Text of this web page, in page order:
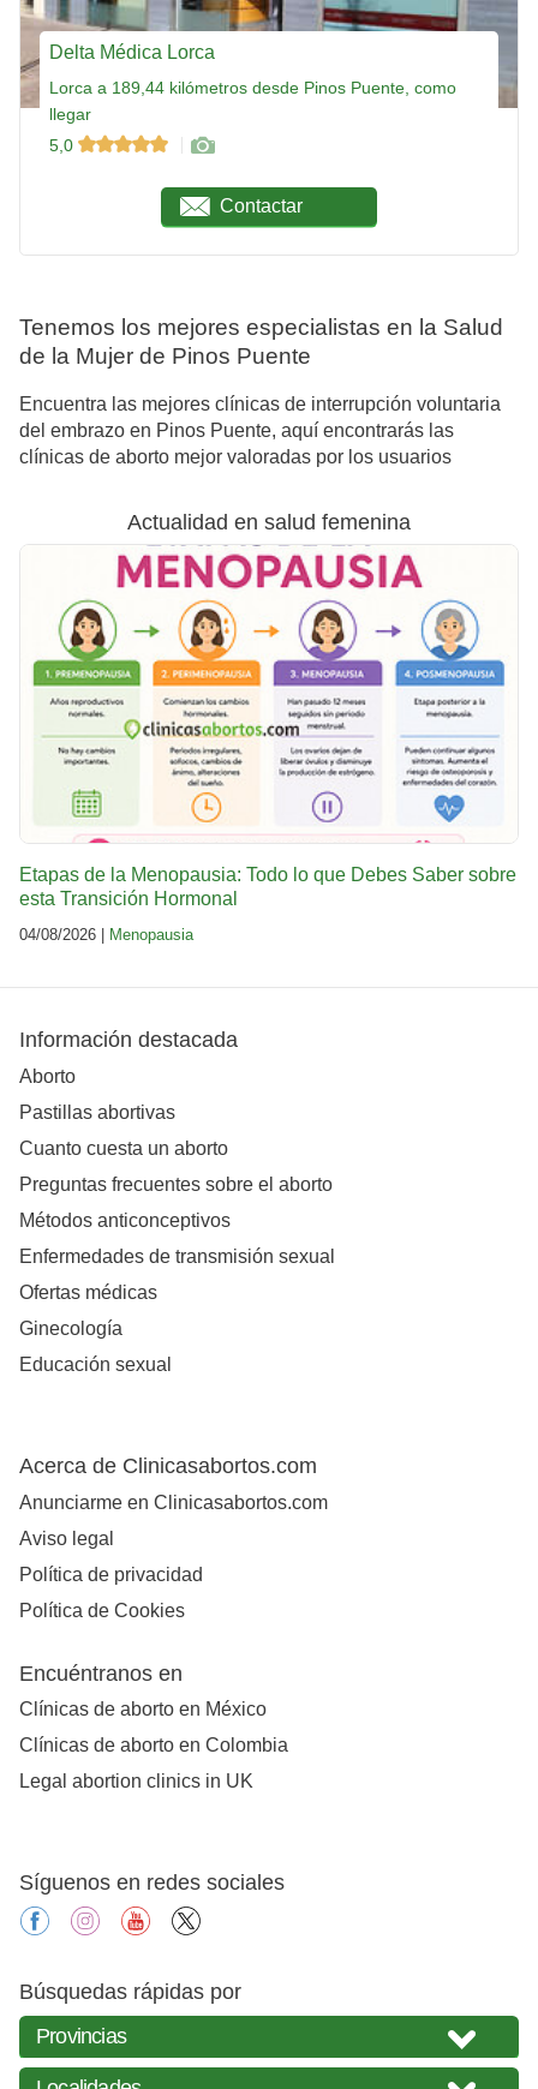
Delta Médica Lorca
Lorca a 189,44 kilómetros desde Pinos Puente, como
llegar
5,0
Contactar
Tenemos los mejores especialistas en la Salud
de la Mujer de Pinos Puente
Encuentra las mejores clínicas de interrupción voluntaria
del embrazo en Pinos Puente, aquí encontrarás las
clínicas de aborto mejor valoradas por los usuarios
Actualidad en salud femenina
Etapas de la Menopausia: Todo lo que Debes Saber sobre
esta Transición Hormonal
04/08/2026 | Menopausia
Información destacada
Aborto
Pastillas abortivas
Cuanto cuesta un aborto
Preguntas frecuentes sobre el aborto
Métodos anticonceptivos
Enfermedades de transmisión sexual
Ofertas médicas
Ginecología
Educación sexual
Acerca de Clinicasabortos.com
Anunciarme en Clinicasabortos.com
Aviso legal
Política de privacidad
Política de Cookies
Encuéntranos en
Clínicas de aborto en México
Clínicas de aborto en Colombia
Legal abortion clinics in UK
Síguenos en redes sociales
facebookinstagramyoutube
Búsquedas rápidas por